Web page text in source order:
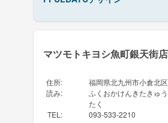
マツモトキヨシ魚町銀天街店
住所:
福岡県北九州市小倉北
読み:
ふくおかけんきたきゅ
たく
TEL : 093-533-2210